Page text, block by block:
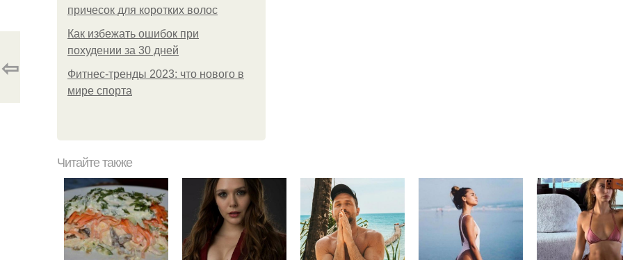
причесок для коротких волос
Как избежать ошибок при
похудении за 30 дней
Фитнес-тренды 2023: что нового в
мире спорта
⇦
Читайте также